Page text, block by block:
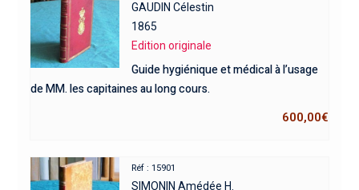
GAUDIN Célestin
1865
Edition originale
Guide hygiénique et médical à l’usage
de MM. les capitaines au long cours.
600,00€
Réf : 15901
SIMONIN Amédée H.